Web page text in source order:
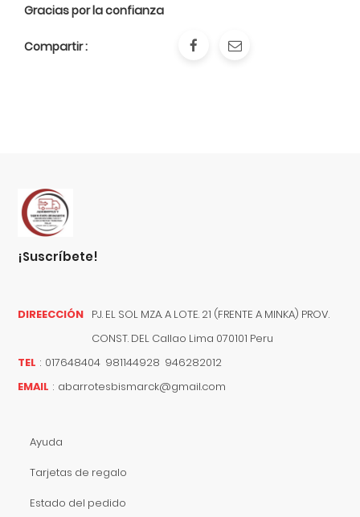
Gracias por la confianza
Compartir :
¡suscríbete!
DIREECCIÓN PJ. EL SOL MZA. A LOTE. 21 (FRENTE A MINKA) PROV.
CONST. DEL Callao Lima 070101 Peru
TEL : 017648404 981144928 946282012
EMAIL : abarrotesbismarck@gmail.com
Ayuda
Tarjetas de regalo
Estado del pedido